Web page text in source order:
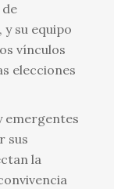
y su equipo
vínculos
elecciones
emergentes
sus
la